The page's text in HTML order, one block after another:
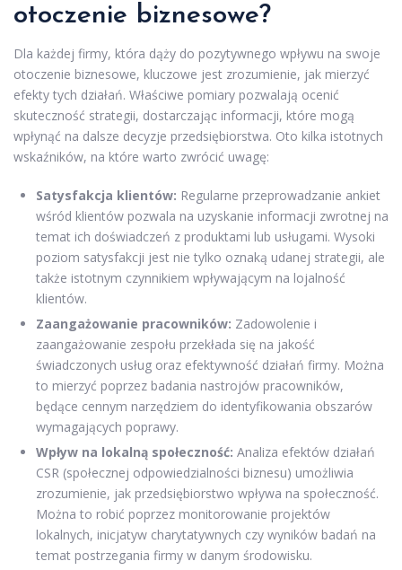
otoczenie biznesowe?
Dla każdej firmy, która dąży do pozytywnego wpływu na swoje
otoczenie biznesowe, kluczowe jest zrozumienie, jak mierzyć
efekty tych działań. Właściwe pomiary pozwalają ocenić
skuteczność strategii, dostarczając informacji, które mogą
wpłynąć na dalsze decyzje przedsiębiorstwa. Oto kilka istotnych
wskaźników, na które warto zwrócić uwagę:
Satysfakcja klientów: Regularne przeprowadzanie ankiet
wśród klientów pozwala na uzyskanie informacji zwrotnej na
temat ich doświadczeń z produktami lub usługami. Wysoki
poziom satysfakcji jest nie tylko oznaką udanej strategii, ale
także istotnym czynnikiem wpływającym na lojalność
klientów.
Zaangażowanie pracowników: Zadowolenie i
zaangażowanie zespołu przekłada się na jakość
świadczonych usług oraz efektywność działań firmy. Można
to mierzyć poprzez badania nastrojów pracowników,
będące cennym narzędziem do identyfikowania obszarów
wymagających poprawy.
Wpływ na lokalną społeczność: Analiza efektów działań
CSR (społecznej odpowiedzialności biznesu) umożliwia
zrozumienie, jak przedsiębiorstwo wpływa na społeczność.
Można to robić poprzez monitorowanie projektów
lokalnych, inicjatyw charytatywnych czy wyników badań na
temat postrzegania firmy w danym środowisku.